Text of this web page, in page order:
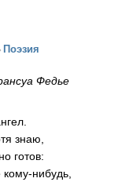
Поэзия
Федье
знаю,
готов:
нибудь,